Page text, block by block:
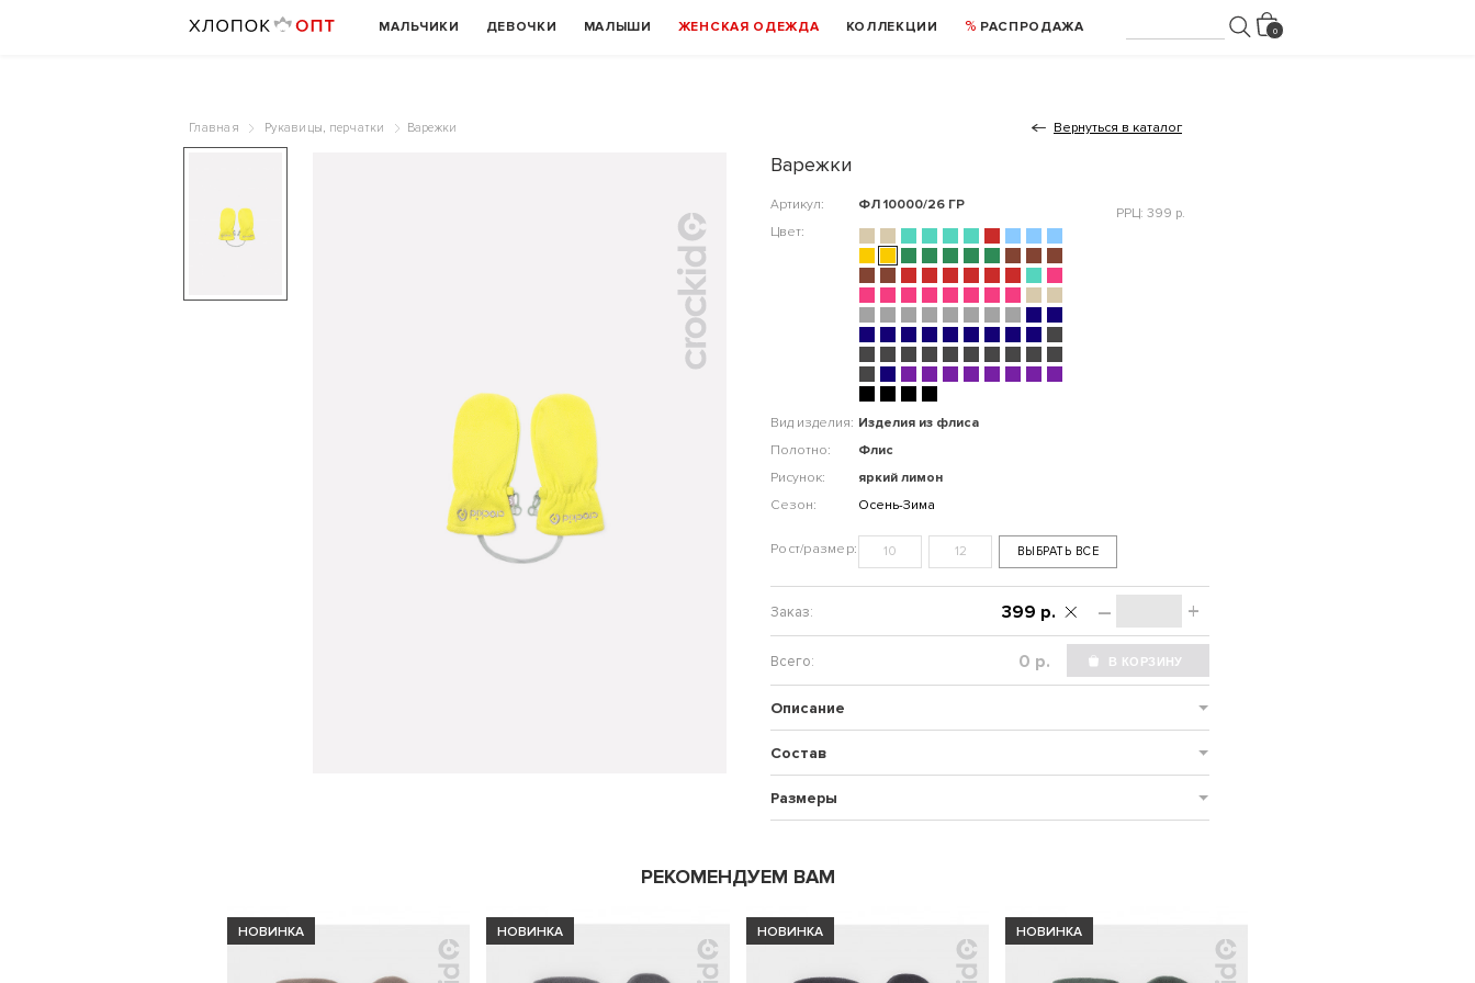
МАЛЬЧИКИ ДЕВОЧКИ МАЛЫШИ ЖЕНСКАЯ ОДЕЖДА КОЛЛЕКЦИИ РАСПРОДАЖА
Главная Рукавицы, перчатки Варежки Вернуться в каталог
Варежки
Артикул:
ФЛ 10000/26 ГР
Цвет:
Вид изделия: Изделия из флиса
Полотно:
Флис
Рисунок:
яркий лимон
Сезон:
Осень-Зима
РРЦ: 399 р.
10 12 ВЫБРАТЬ ВСЕ
– +
399 р.
р.
Описание
Состав
Размеры
РЕКОМЕНДУЕМ ВАМ
НОВИНКА НОВИНКА НОВИНКА НОВИНКА